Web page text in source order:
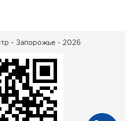
- Запорожье - 2026